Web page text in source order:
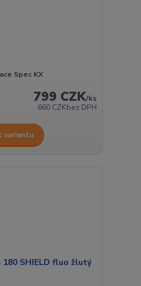
Spec KX
799 CZK/ks
660 CZKbez DPH
variantu